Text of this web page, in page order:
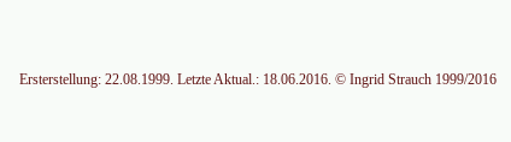
Ersterstellung: 22.08.1999. Letzte Aktual.: 18.06.2016. © Ingrid Strauch 1999/2016